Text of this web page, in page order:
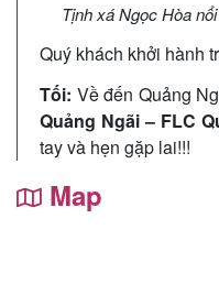
Tịnh xá Ngọc Hòa
Quý khách khởi hành
Tối: Về đến Quảng
Quảng Ngãi – FLC
tay và hẹn gặp lai!!!
Map